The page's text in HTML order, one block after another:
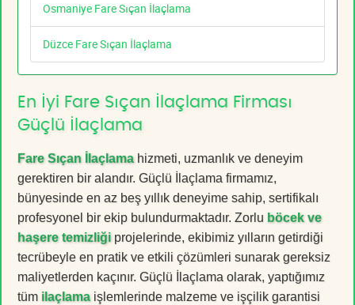
Osmaniye Fare Sıçan İlaçlama
Düzce Fare Sıçan İlaçlama
En İyi Fare Sıçan İlaçlama Firması
Güçlü İlaçlama
Fare Sıçan İlaçlamahizmeti, uzmanlık ve deneyim
gerektiren bir alandır. Güçlü İlaçlama firmamız,
bünyesinde en az beş yıllık deneyime sahip, sertifikalı
profesyonel bir ekip bulundurmaktadır. Zorlu böcek ve
haşere temizliği projelerinde, ekibimiz yılların getirdiği
tecrübeyle en pratik ve etkili çözümleri sunarak gereksiz
maliyetlerden kaçınır. Güçlü İlaçlama olarak, yaptığımız
tüm ilaçlamaişlemlerinde malzeme ve işçilik garantisi